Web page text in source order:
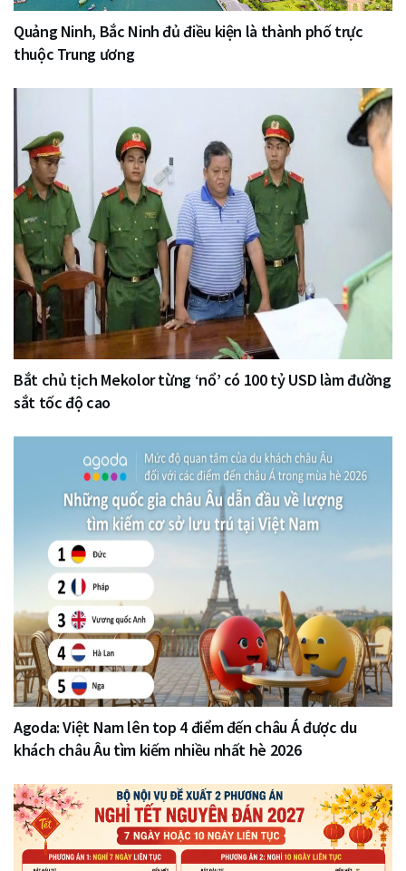
Quảng Ninh, Bắc Ninh đủ điều kiện là thành phố trực
thuộc Trung ương
Bắt chủ tịch Mekolor từng ‘nổ’ có 100 tỷ USD làm đường
sắt tốc độ cao
Agoda: Việt Nam lên top 4 điểm đến châu Á được du
khách châu Âu tìm kiếm nhiều nhất hè 2026